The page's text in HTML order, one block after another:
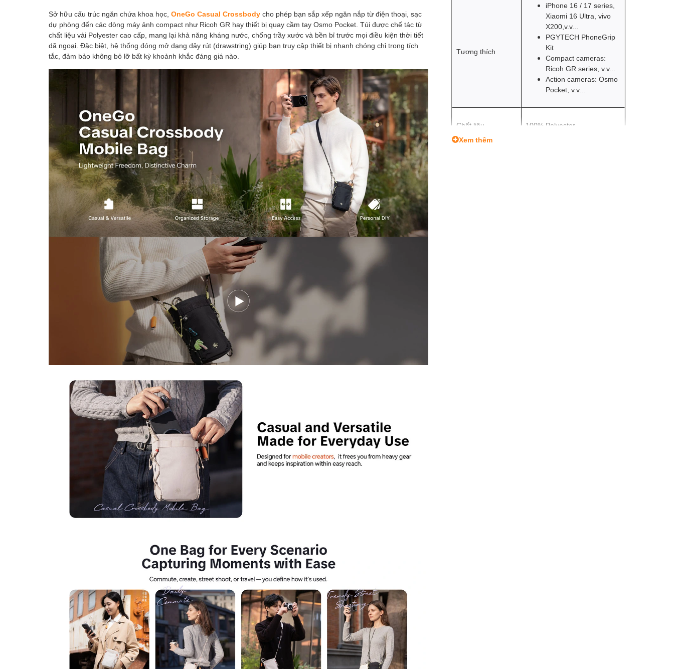
Sở hữu cấu trúc ngăn chứa khoa học, OneGo Casual Crossbody cho phép bạn sắp xếp ngăn nắp từ điện thoại, sạc
dự phòng đến các dòng máy ảnh compact như Ricoh GR hay thiết bị quay cầm tay Osmo Pocket. Túi được chế tác từ
chất liệu vải Polyester cao cấp, mang lại khả năng kháng nước, chống trầy xước và bền bỉ trước mọi điều kiện thời tiết
dã ngoại. Đặc biệt, hệ thống đóng mở dạng dây rút (drawstring) giúp bạn truy cập thiết bị nhanh chóng chỉ trong tích
tắc, đảm bảo không bỏ lỡ bất kỳ khoảnh khắc đáng giá nào.
Tương thích
iPhone 16 / 17 series,
Xiaomi 16 Ultra, vivo
X200,v.v...
PGYTECH PhoneGrip
Kit
Compact cameras:
Ricoh GR series, v.v...
Action cameras: Osmo
Pocket, v.v...
Chất liệu 100% Polyester
Xem thêm